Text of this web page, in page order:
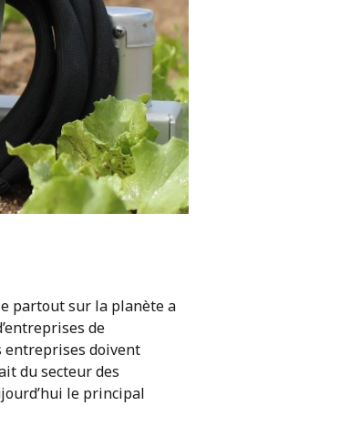
partout sur la planète a
de
entreprises doivent
du secteur des
le principal